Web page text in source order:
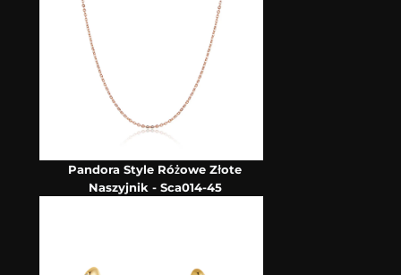
Pandora Style Różowe Złote
Naszyjnik - Sca014-45